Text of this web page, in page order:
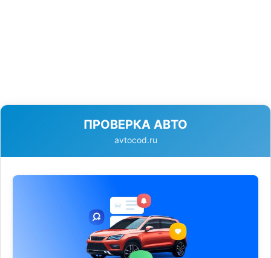
ПРОВЕРКА АВТО
avtocod.ru